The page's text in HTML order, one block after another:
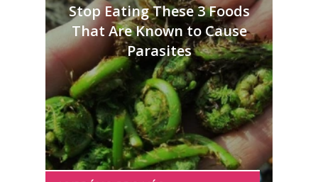
Stop Eating These 3 Foods
That Are Known to Cause
Parasites